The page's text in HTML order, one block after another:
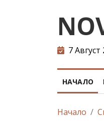
7
НАЧАЛО
Начало